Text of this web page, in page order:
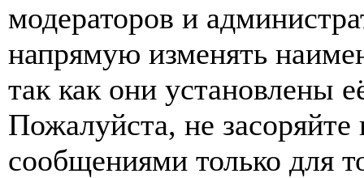
модераторов и
напрямую изменять
так как они установлены
Пожалуйста, не
сообщениями только для